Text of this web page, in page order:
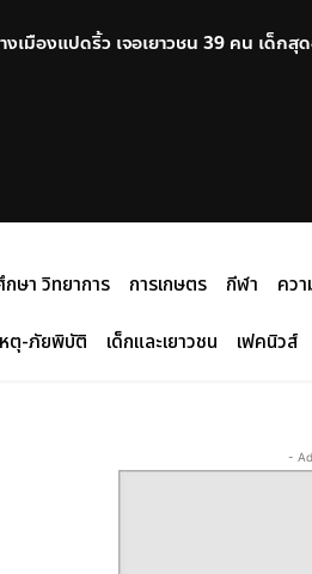
มืองแปดริ้ว เจอเยาวชน 39 คน เด็กสุ
กษา วิทยาการ การเกษตร กีฬา
คว
ตุ-ภัยพิบัติ เด็กและเยาวชน เฟคนิวส์
-